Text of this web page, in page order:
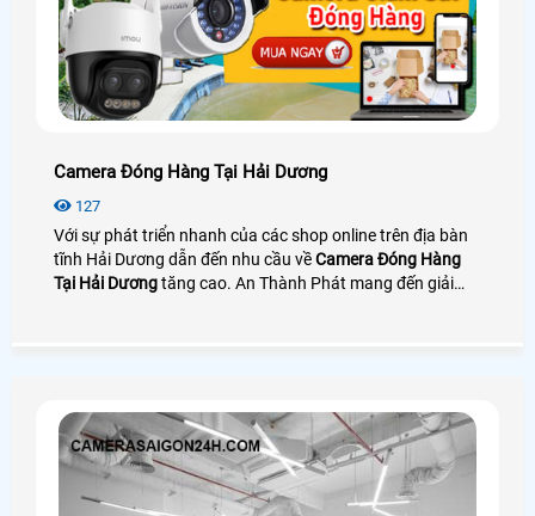
Camera Đóng Hàng Tại Hải Dương
127
Với sự phát triển nhanh của các shop online trên địa bàn
tĩnh Hải Dương dẫn đến nhu cầu vềCamera Đóng Hàng
Tại Hải Dươngtăng cao. An Thành Phát mang đến giải